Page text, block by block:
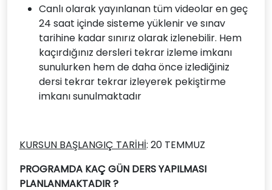
Canlı olarak yayınlanan tüm videolar en geç
24 saat içinde sisteme yüklenir ve sınav
tarihine kadar sınırız olarak izlenebilir. Hem
kaçırdığınız dersleri tekrar izleme imkanı
sunulurken hem de daha önce izlediğiniz
dersi tekrar tekrar izleyerek pekiştirme
imkanı sunulmaktadır
KURSUN BAŞLANGIÇ TARİHİ: 20 TEMMUZ
PROGRAMDA KAÇ GÜN DERS YAPILMASI
PLANLANMAKTADIR ?